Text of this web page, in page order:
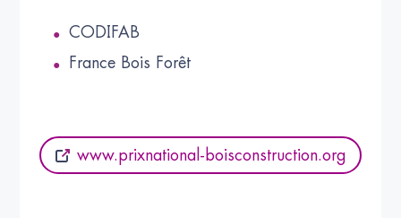
CODIFAB
France Bois Forêt
www.prixnational-boisconstruction.org